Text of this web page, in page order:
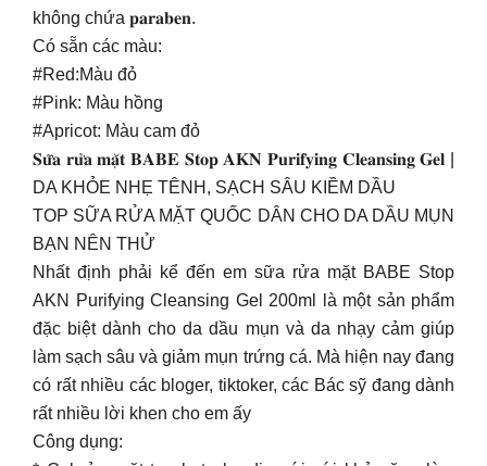
không chứa 𝐩𝐚𝐫𝐚𝐛𝐞𝐧.
Có sẵn các màu:
#Red:Màu đỏ
#Pink: Màu hồng
#Apricot: Màu cam đỏ
𝐒𝐮̛̃𝐚 𝐫𝐮̛̉𝐚 𝐦𝐚̣̆𝐭 𝐁𝐀𝐁𝐄 𝐒𝐭𝐨𝐩 𝐀𝐊𝐍 𝐏𝐮𝐫𝐢𝐟𝐲𝐢𝐧𝐠 𝐂𝐥𝐞𝐚𝐧𝐬𝐢𝐧𝐠 𝐆𝐞𝐥 |
DA KHỎE NHẸ TÊNH, SẠCH SÂU KIỀM DẦU
TOP SỮA RỬA MẶT QUỐC DÂN CHO DA DẦU MỤN
BẠN NÊN THỬ
Nhất định phải kể đến em sữa rửa mặt BABE Stop
AKN Purifying Cleansing Gel 200ml là một sản phẩm
đặc biệt dành cho da dầu mụn và da nhạy cảm giúp
làm sạch sâu và giảm mụn trứng cá. Mà hiện nay đang
có rất nhiều các bloger, tiktoker, các Bác sỹ đang dành
rất nhiều lời khen cho em ấy
Công dụng: